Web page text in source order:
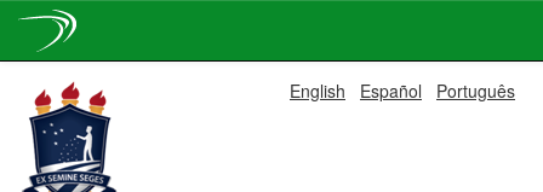
navigation
English Español Português